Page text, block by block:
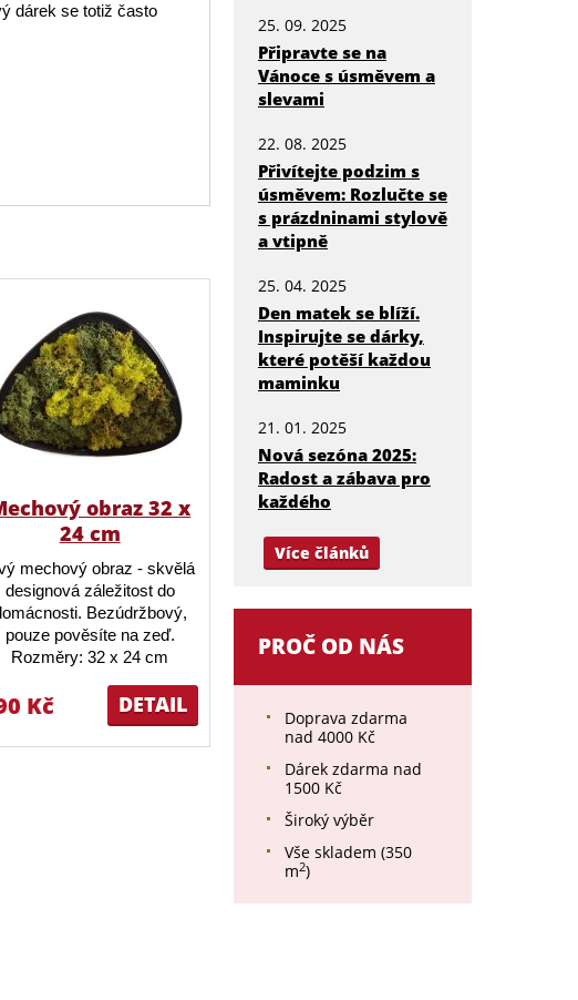
dárek se totiž často
obraz 32 x
24 cm
mechový obraz - skvělá
designová záležitost do
Bezúdržbový,
pouze pověsíte na zeď.
Rozměry: 32 x 24 cm
DETAIL
Kč
25. 09. 2025
Připravte se na
Vánoce s úsměvem a
slevami
22. 08. 2025
Přivítejte podzim s
úsměvem: Rozlučte se
s prázdninami stylově
a vtipně
25. 04. 2025
Den matek se blíží.
Inspirujte se dárky,
které potěší každou
maminku
21. 01. 2025
Nová sezóna 2025:
Radost a zábava pro
každého
Více článků
PROČ OD NÁS
Doprava zdarma
nad 4000 Kč
Dárek zdarma nad
1500 Kč
Široký výběr
Vše skladem (350
m2)